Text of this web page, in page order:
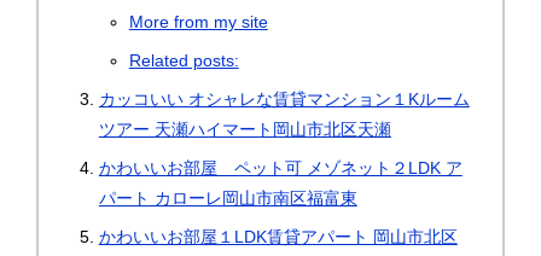
More from my site
Related posts:
カッコいい オシャレな賃貸マンション１Kルーム
ツアー 天瀬ハイマート岡山市北区天瀬
かわいいお部屋 ペット可 メゾネット２LDK ア
パート カローレ岡山市南区福富東
かわいいお部屋１LDK賃貸アパート 岡山市北区